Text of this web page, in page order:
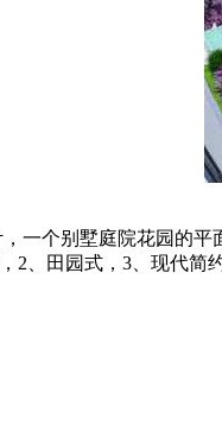
一个别墅庭院花园的
2、田园式，3、现代简